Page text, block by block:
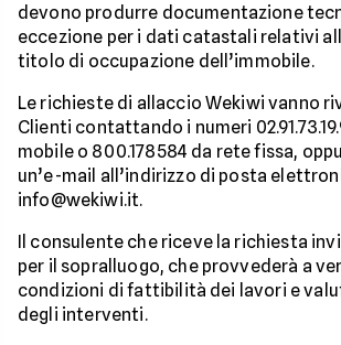
devono produrre documentazione
eccezione per i dati catastali relativi
titolo di occupazione dell’immobile.
Le richieste di allaccio Wekiwi vanno
Clienti contattando i numeri
mobile o 800.178584 da rete fissa,
un’e-mail all’indirizzo di posta
info@wekiwi.it.
Il consulente che riceve la richiesta
per il sopralluogo, che provvederà a
condizioni di fattibilità dei lavori e
degli interventi.